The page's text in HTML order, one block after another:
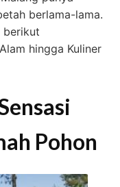
berlama-lama.
berikut
hingga Kuliner
Pohon